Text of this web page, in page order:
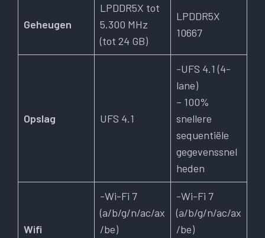
Geheugen
LPDDR5X tot
5.300 MHz
(tot 24 GB)
LPDDR5X
10667
Opslag UFS 4.1
-UFS 4.1 (4-
lane)
– 100%
snellere
sequentiële
gegevenssnel
heden
Wifi
-Wi-Fi 7
(a/b/g/n/ac/ax
/be)
-Wi-Fi 7
(a/b/g/n/ac/ax
/be)